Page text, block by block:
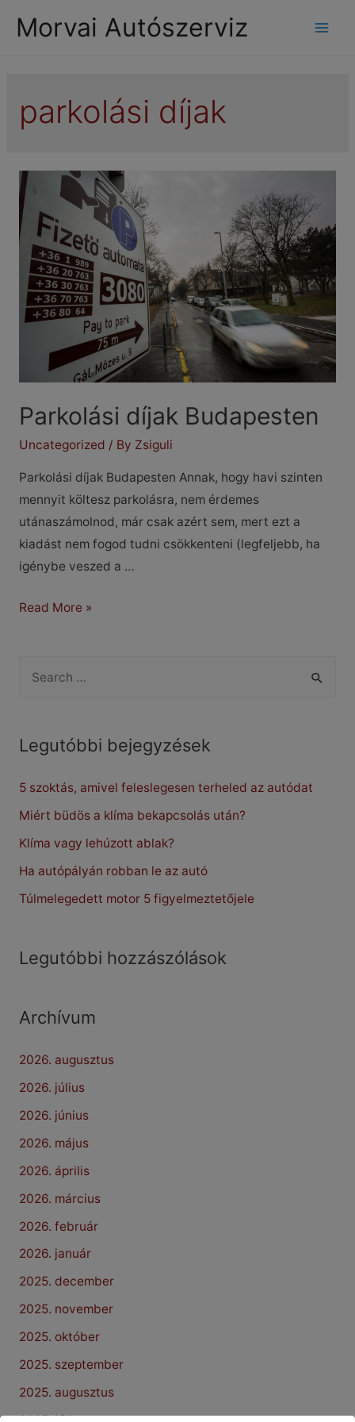
Morvai Autószerviz
parkolási díjak
Parkolási díjak Budapesten
Uncategorized / By Zsiguli
Parkolási díjak Budapesten Annak, hogy havi szinten
mennyit költesz parkolásra, nem érdemes
utánaszámolnod, már csak azért sem, mert ezt a
kiadást nem fogod tudni csökkenteni (legfeljebb, ha
igénybe veszed a …
Parkolási
Read More »
r
h
f
o
r
Legutóbbi bejegyzések
5 szoktás, amivel feleslegesen terheled az autódat
Miért büdös a klíma bekapcsolás után?
Klíma vagy lehúzott ablak?
Ha autópályán robban le az autó
Túlmelegedett motor 5 figyelmeztetőjele
Legutóbbi hozzászólások
Archívum
2026. augusztus
2026. július
2026. június
2026. május
2026. április
2026. március
2026. február
2026. január
2025. december
2025. november
2025. október
2025. szeptember
2025. augusztus